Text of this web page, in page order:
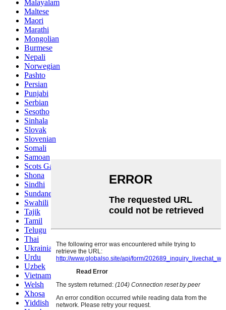
Malayalam
Maltese
Maori
Marathi
Mongolian
Burmese
Nepali
Norwegian
Pashto
Persian
Punjabi
Serbian
Sesotho
Sinhala
Slovak
Slovenian
Somali
Samoan
Scots Gaelic
Shona
Sindhi
Sundanese
Swahili
Tajik
Tamil
Telugu
Thai
Ukrainian
Urdu
Uzbek
Vietnamese
Welsh
Xhosa
Yiddish